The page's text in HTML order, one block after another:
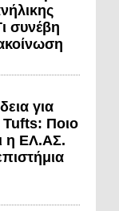
συνέβη
για
Tufts: Ποιο
η ΕΛ.ΑΣ.